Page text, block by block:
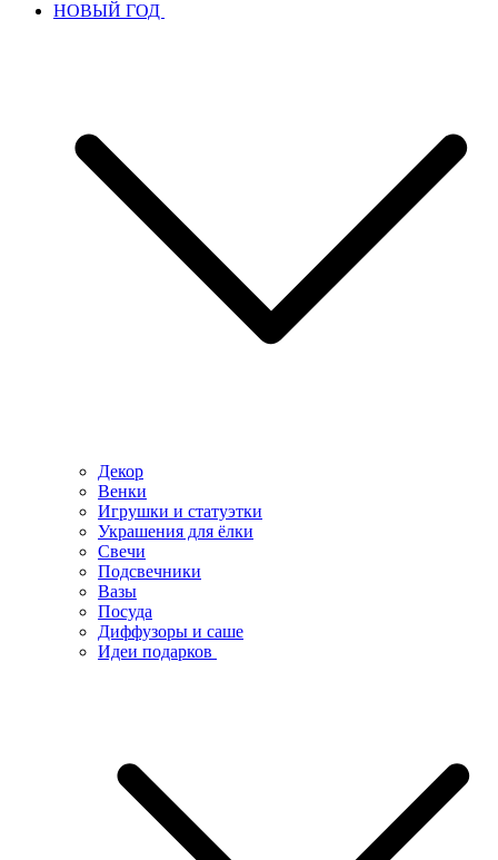
НОВЫЙ ГОД
Декор
Венки
Игрушки и статуэтки
Украшения для ёлки
Свечи
Подсвечники
Вазы
Посуда
Диффузоры и саше
Идеи подарков